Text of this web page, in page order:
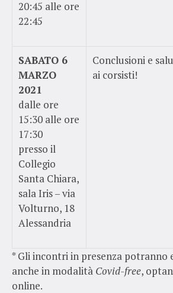
20:45 alle ore
22:45
SABATO 6
MARZO
2021
dalle ore
15:30 alle ore
17:30
presso il
Collegio
Santa Chiara,
sala Iris – via
Volturno, 18
Alessandria
Conclusioni e
ai corsisti!
* Gli incontri in presenza potranno
anche in modalità Covid-free,
online.